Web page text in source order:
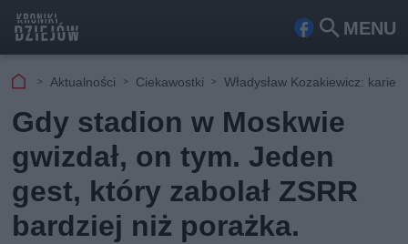
MENU
Fa
ook
Szu
kaj
Aktualności Ciekawostki Władysław Kozakiewicz:
Gdy stadion w Moskwie
gwizdał, on tym. Jeden
gest, który zabolał ZSRR
bardziej niż porażka.